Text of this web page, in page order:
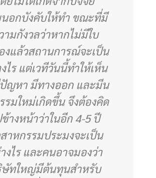
อกบังคับให้ทำ ขณะที่มี
ามกังวลว่าหากไม่มีใบ
งแล้วสถานการณ์จะเป็น
ไร แต่เวทีวันนี้ทำให้เห็น
ญหา มีทางออก และมีน
รมใหม่เกิดขึ้น จึงต้องคิด
ข้างหน้าว่าในอีก4-5ปี
าหกรรมประมงจะเป็น
งไร และคนอาจมองว่า
ษัทใหญ่มีต้นทุนสำหรับ